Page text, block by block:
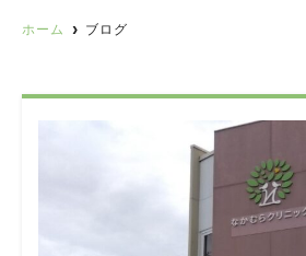
ホーム ブログ